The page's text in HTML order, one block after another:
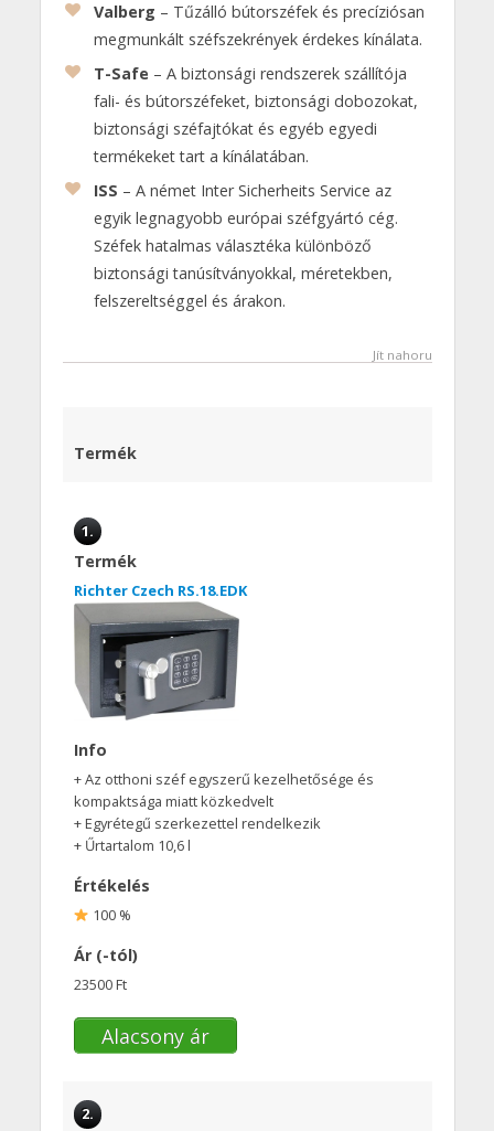
Valberg – Tűzálló bútorszéfek és precíziósan
megmunkált széfszekrények érdekes kínálata.
T-Safe – A biztonsági rendszerek szállítója
fali- és bútorszéfeket, biztonsági dobozokat,
biztonsági széfajtókat és egyéb egyedi
termékeket tart a kínálatában.
ISS – A német Inter Sicherheits Service az
egyik legnagyobb európai széfgyártó cég.
Széfek hatalmas választéka különböző
biztonsági tanúsítványokkal, méretekben,
felszereltséggel és árakon.
Jít nahoru
Termék
1.
Termék
Richter Czech RS.18.EDK
Info
+ Az otthoni széf egyszerű kezelhetősége és
kompaktsága miatt közkedvelt
+ Egyrétegű szerkezettel rendelkezik
+ Űrtartalom 10,6 l
Értékelés
100 %
Ár (-tól)
23500 Ft
Alacsony ár
2.